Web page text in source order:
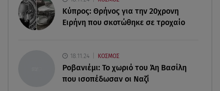
Αθηνά Οικονομάκου από την Μπόρα Μπόρα:
«Έσκασε όλη η κούραση του χειμώνα»
Σαμοθράκη: Συγκλονιστική διάσωση 15χρονης
από δύσβατο φαράγγι
Κύπρος: Θρήνος για την 20χρονη
Ειρήνη που σκοτώθηκε σε τροχαίο
18.11.24 ΚΟΣΜΟΣ
Ροβανιέμι: Το χωριό του Άη Βασίλη
που ισοπέδωσαν οι Ναζί